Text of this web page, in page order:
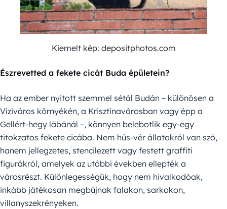
Kiemelt kép: depositphotos.com
Észrevetted a fekete cicát Buda épületein?
Ha az ember nyitott szemmel sétál Budán – különösen a
Víziváros környékén, a Krisztinavárosban vagy épp a
Gellért-hegy lábánál –, könnyen belebotlik egy-egy
titokzatos fekete cicába. Nem hús-vér állatokról van szó,
hanem jellegzetes, stencilezett vagy festett graffiti
figurákról, amelyek az utóbbi években ellepték a
városrészt. Különlegességük, hogy nem hivalkodóak,
inkább játékosan megbújnak falakon, sarkokon,
villanyszekrényeken.